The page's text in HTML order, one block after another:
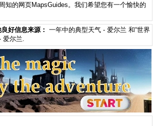
知的网页MapsGuides。我们希望您有一个愉快的
好信息来源： 一年中的典型天气 - 爱尔兰 和“世界
爱尔兰.